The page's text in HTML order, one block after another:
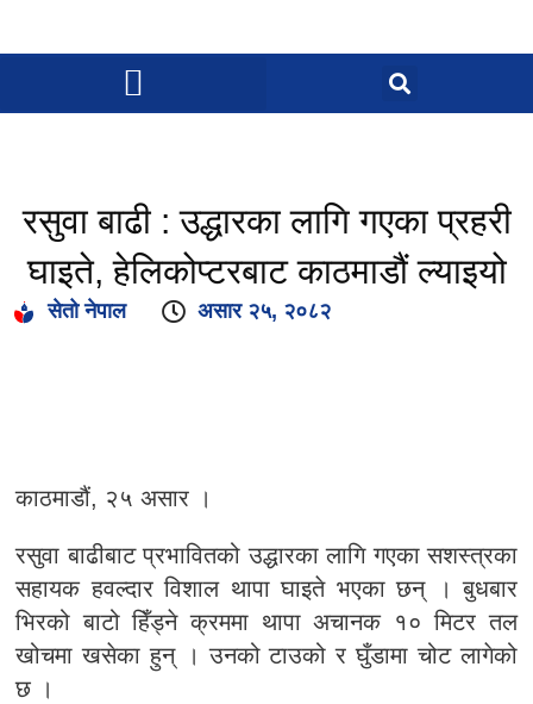
रसुवा बाढी : उद्धारका लागि गएका प्रहरी
घाइते, हेलिकोप्टरबाट काठमाडौं ल्याइयो
सेतो नेपाल असार २५, २०८२
काठमाडौं, २५ असार ।
रसुवा बाढीबाट प्रभावितको उद्धारका लागि गएका सशस्त्रका
सहायक हवल्दार विशाल थापा घाइते भएका छन् । बुधबार
भिरको बाटो हिँड्ने क्रममा थापा अचानक १० मिटर तल
खोचमा खसेका हुन् । उनको टाउको र घुँडामा चोट लागेको
छ ।